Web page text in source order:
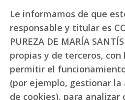
Le informamos de que
responsable y titular es
PUREZA DE MARÍA
propias y de terceros,
permitir el
(por ejemplo, gestionar la
de cookies), para analizar